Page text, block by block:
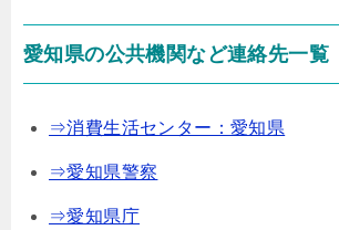
愛知県の公共機関など連絡先一覧
⇒消費生活センター：愛知県
⇒愛知県警察
⇒愛知県庁